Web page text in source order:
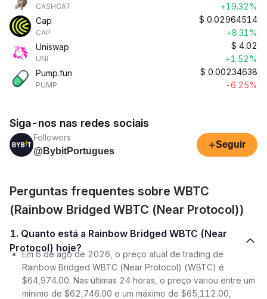
CASHCAT
+19.32%
Cap
CAP
$ 0.02964514
+8.31%
Uniswap
UNI
$ 4.02
+1.52%
Pump.fun
PUMP
$ 0.00234638
-6.25%
Siga-nos nas redes sociais
Followers
@BybitPortugues
+Seguir
Perguntas frequentes sobre WBTC
(Rainbow Bridged WBTC (Near Protocol))
1. Quanto está a Rainbow Bridged WBTC (Near
Protocol) hoje?
Em 6 de ago de 2026, o preço atual de trading de
Rainbow Bridged WBTC (Near Protocol) (WBTC) é
$64,974.00. Nas últimas 24 horas, o preço variou entre um
mínimo de $62,746.00 e um máximo de $65,112.00,